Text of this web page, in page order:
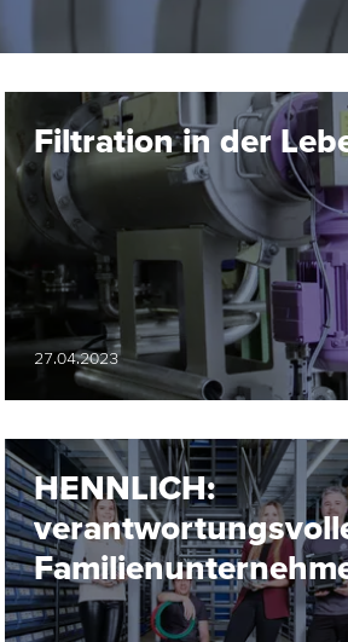
Filtration in der
27.04.2023
HENNLICH: